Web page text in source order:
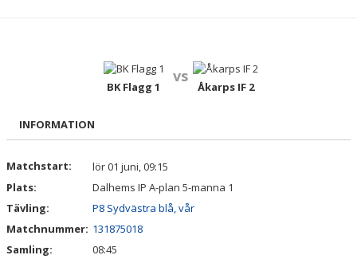
DOKUMENT
BK Flagg 1
vs
Åkarps IF 2
INFORMATION
Matchstart:
lör 01 juni, 09:15
Plats:
Dalhems IP A-plan 5-manna 1
Tävling:
P8 Sydvästra blå, vår
Matchnummer: 131875018
Samling:
08:45